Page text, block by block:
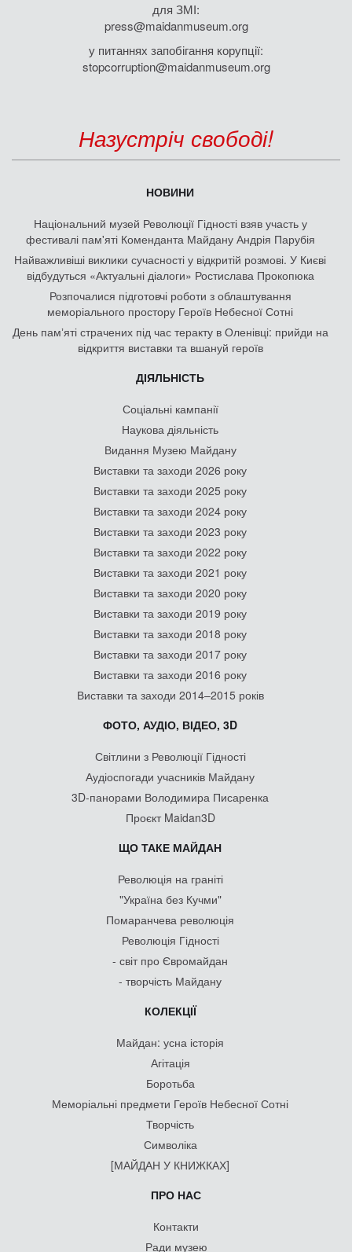
для ЗМІ:
press@maidanmuseum.org
у питаннях запобігання корупції:
stopcorruption@maidanmuseum.org
Назустріч свободі!
НОВИНИ
Національний музей Революції Гідності взяв участь у
фестивалі пам'яті Коменданта Майдану Андрія Парубія
Найважливіші виклики сучасності у відкритій розмові. У Києві
відбудуться «Актуальні діалоги» Ростислава Прокопюка
Розпочалися підготовчі роботи з облаштування
меморіального простору Героїв Небесної Сотні
День памʼяті страчених під час теракту в Оленівці: прийди на
відкриття виставки та вшануй героїв
ДІЯЛЬНІСТЬ
Соціальні кампанії
Наукова діяльність
Видання Музею Майдану
Виставки та заходи 2026 року
Виставки та заходи 2025 року
Виставки та заходи 2024 року
Виставки та заходи 2023 року
Виставки та заходи 2022 року
Виставки та заходи 2021 року
Виставки та заходи 2020 року
Виставки та заходи 2019 року
Виставки та заходи 2018 року
Виставки та заходи 2017 року
Виставки та заходи 2016 року
Виставки та заходи 2014–2015 років
ФОТО, АУДІО, ВІДЕО, 3D
Світлини з Революції Гідності
Аудіоспогади учасників Майдану
3D-панорами Володимира Писаренка
Проєкт Maidan3D
ЩО ТАКЕ МАЙДАН
Революція на граніті
"Україна без Кучми"
Помаранчева революція
Революція Гідності
- світ про Євромайдан
- творчість Майдану
КОЛЕКЦІЇ
Майдан: усна історія
Агітація
Боротьба
Меморіальні предмети Героїв Небесної Сотні
Творчість
Символіка
[МАЙДАН У КНИЖКАХ]
ПРО НАС
Контакти
Ради музею